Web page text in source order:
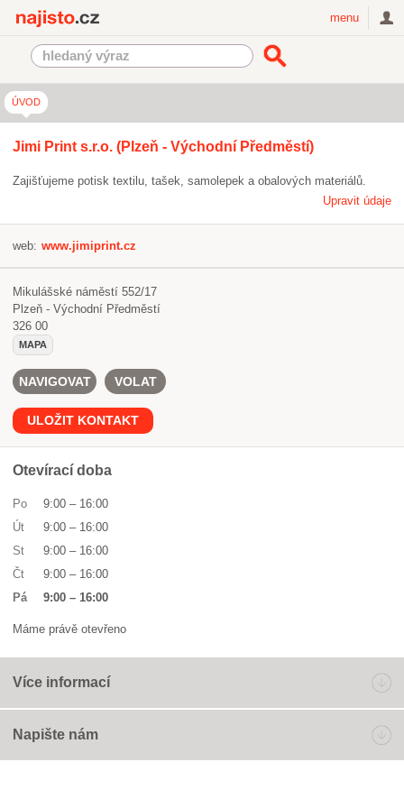
menu
ÚVOD
Jimi Print s.r.o. (Plzeň - Východní Předměstí)
Zajišťujeme potisk textilu, tašek, samolepek a obalových materiálů.
Upravit údaje
web: www.jimiprint.cz
Mikulášské náměstí 552/17
Plzeň - Východní Předměstí
326 00
MAPA
NAVIGOVAT VOLAT
ULOŽIT KONTAKT
Otevírací doba
Po 9:00 – 16:00
Út
9:00 – 16:00
St
9:00 – 16:00
Čt
9:00 – 16:00
Pá
9:00 – 16:00
Máme právě otevřeno
Více informací
Napište nám